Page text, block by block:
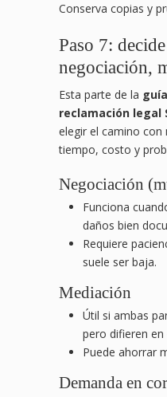
Conserva copias y
Paso 7:
negociación,
Esta parte de la
reclamación legal
elegir el camino
tiempo, costo y
Negociación
Funciona
daños bien
Requiere
suele ser baja.
Mediación
Útil si ambas
pero difieren en
Puede ahorrar
Demanda en